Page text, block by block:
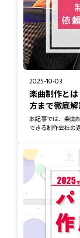
2025-10-03
楽曲制作と
方まで徹底解
本記事では、楽曲
できる制作会社の